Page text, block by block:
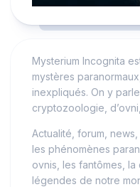
Mysterium Incognita
mystères
inexpliqués. On y
cryptozoologie,
Actualité, forum,
les phénomènes
ovnis, les fantômes,
légendes de notre